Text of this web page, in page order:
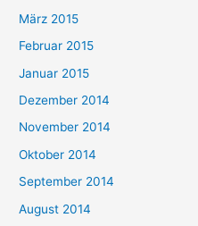
März 2015
Februar 2015
Januar 2015
Dezember 2014
November 2014
Oktober 2014
September 2014
August 2014